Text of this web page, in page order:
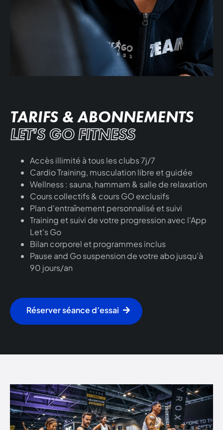
TARIFS & ABONNEMENTS
LET'S GO FITNESS
Accès illimité à tous les clubs 7j/7
Cardio Training, musculation libre et guidée
Wellness : sauna, hammam & salle de relaxation
Cours collectifs & cours GO exclusifs
Plan d'entraînement personnalisé et suivi
Training et suivi de votre progression avec l'App
Let's Go
Bilan corporel et programmes inclus
Pause and Go suspension de votre abo jusqu’à
90 jours/an
Réserver séance d’essai